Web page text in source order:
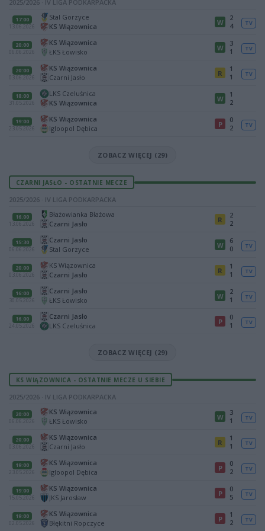
2025/2026 · IV LIGA PODKARPACKA
17:00
13.06.2026
Stal Gorzyce
KS Wiązownica
W
2
4
TV
20:00
06.06.2026
KS Wiązownica
ŁKS Łowisko
W
3
1
TV
20:00
03.06.2026
KS Wiązownica
Czarni Jasło
R
1
1
TV
18:00
31.05.2026
LKS Czeluśnica
KS Wiązownica
W
1
2
19:00
23.05.2026
KS Wiązownica
Igloopol Dębica
P
0
2
TV
ZOBACZ WIĘCEJ (29)
CZARNI JASŁO - OSTATNIE MECZE
2025/2026 · IV LIGA PODKARPACKA
16:00
13.06.2026
Błażowianka Błażowa
Czarni Jasło
R
2
2
15:30
06.06.2026
Czarni Jasło
Stal Gorzyce
W
6
0
TV
20:00
03.06.2026
KS Wiązownica
Czarni Jasło
R
1
1
TV
16:00
30.05.2026
Czarni Jasło
ŁKS Łowisko
W
2
1
TV
16:00
24.05.2026
Czarni Jasło
LKS Czeluśnica
P
0
1
TV
ZOBACZ WIĘCEJ (29)
KS WIĄZOWNICA - OSTATNIE MECZE U SIEBIE
2025/2026 · IV LIGA PODKARPACKA
20:00
06.06.2026
KS Wiązownica
ŁKS Łowisko
W
3
1
TV
20:00
03.06.2026
KS Wiązownica
Czarni Jasło
R
1
1
TV
19:00
23.05.2026
KS Wiązownica
Igloopol Dębica
P
0
2
TV
19:00
15.05.2026
KS Wiązownica
JKS Jarosław
P
0
5
TV
19:00
02.05.2026
KS Wiązownica
Błękitni Ropczyce
P
1
2
TV